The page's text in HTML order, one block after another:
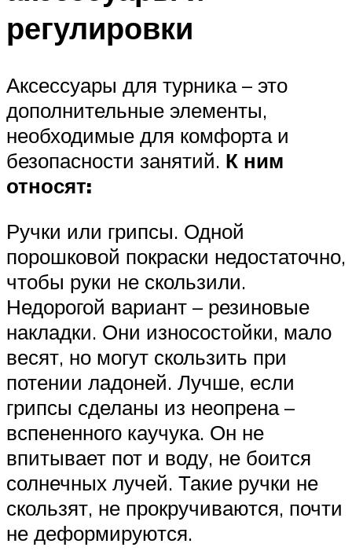
регулировки
Аксессуары для турника – это
дополнительные элементы,
необходимые для комфорта и
безопасности занятий. К ним
относят:
Ручки или грипсы. Одной
порошковой покраски недостаточно,
чтобы руки не скользили.
Недорогой вариант – резиновые
накладки. Они износостойки, мало
весят, но могут скользить при
потении ладоней. Лучше, если
грипсы сделаны из неопрена –
вспененного каучука. Он не
впитывает пот и воду, не боится
солнечных лучей. Такие ручки не
скользят, не прокручиваются, почти
не деформируются.